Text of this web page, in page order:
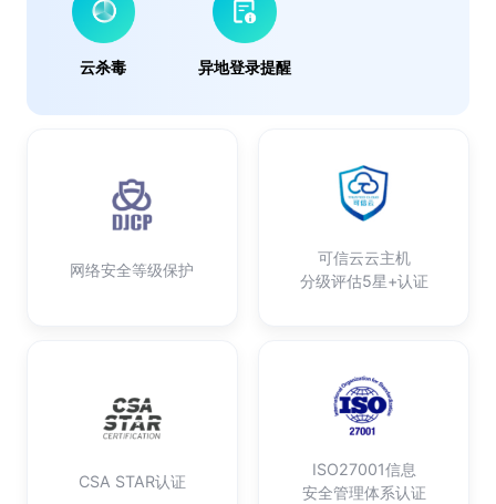
云杀毒 异地登录提醒
网络安全等级保护
可信云云主机
分级评估5星+认证
CSA STAR认证
ISO27001信息
安全管理体系认证